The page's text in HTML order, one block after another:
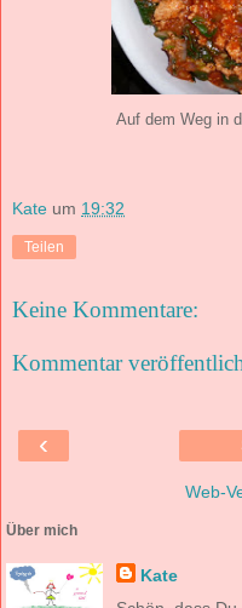
Auf dem Weg in
Kate um 19:32
Teilen
Keine Kommentare:
Kommentar
‹
Web-
Über mich
Kate